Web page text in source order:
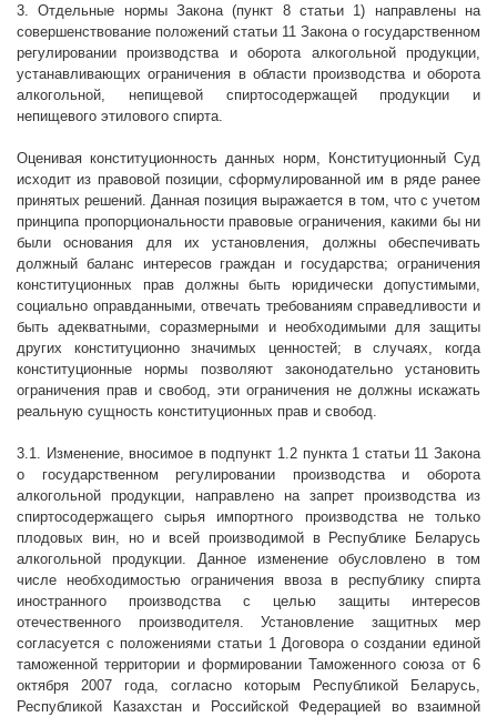
3. Отдельные нормы Закона (пункт 8 статьи 1) направлены на
совершенствование положений статьи 11 Закона о государственном
регулировании производства и оборота алкогольной продукции,
устанавливающих ограничения в области производства и оборота
алкогольной, непищевой спиртосодержащей продукции и
непищевого этилового спирта.
Оценивая конституционность данных норм, Конституционный Суд
исходит из правовой позиции, сформулированной им в ряде ранее
принятых решений. Данная позиция выражается в том, что с учетом
принципа пропорциональности правовые ограничения, какими бы ни
были основания для их установления, должны обеспечивать
должный баланс интересов граждан и государства; ограничения
конституционных прав должны быть юридически допустимыми,
социально оправданными, отвечать требованиям справедливости и
быть адекватными, соразмерными и необходимыми для защиты
других конституционно значимых ценностей; в случаях, когда
конституционные нормы позволяют законодательно установить
ограничения прав и свобод, эти ограничения не должны искажать
реальную сущность конституционных прав и свобод.
3.1. Изменение, вносимое в подпункт 1.2 пункта 1 статьи 11 Закона
о государственном регулировании производства и оборота
алкогольной продукции, направлено на запрет производства из
спиртосодержащего сырья импортного производства не только
плодовых вин, но и всей производимой в Республике Беларусь
алкогольной продукции. Данное изменение обусловлено в том
числе необходимостью ограничения ввоза в республику спирта
иностранного производства с целью защиты интересов
отечественного производителя. Установление защитных мер
согласуется с положениями статьи 1 Договора о создании единой
таможенной территории и формировании Таможенного союза от 6
октября 2007 года, согласно которым Республикой Беларусь,
Республикой Казахстан и Российской Федерацией во взаимной